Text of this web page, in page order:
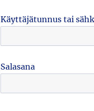
Käyttäjätunnus tai
Salasana